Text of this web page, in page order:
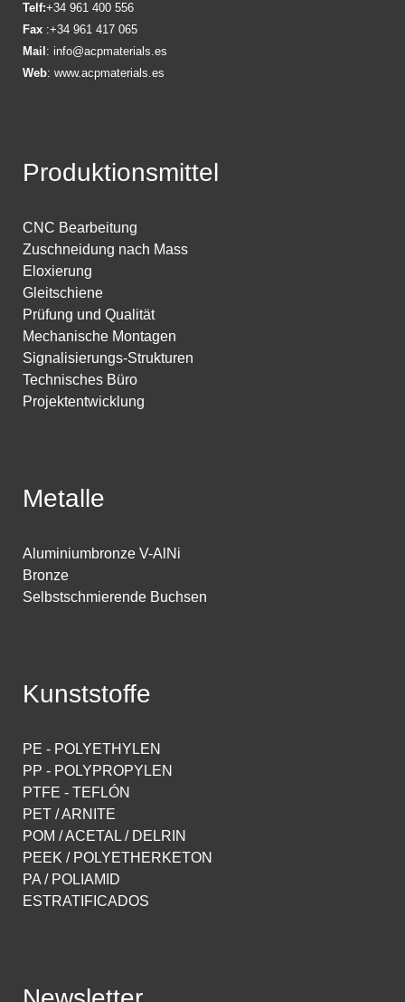
Telf:+34 961 400 556
Fax :+34 961 417 065
Mail : info@acpmaterials.es
Web: www.acpmaterials.es
Produktionsmittel
CNC Bearbeitung
Zuschneidung nach Mass
Eloxierung
Gleitschiene
Prüfung und Qualität
Mechanische Montagen
Signalisierungs-Strukturen
Technisches Büro
Projektentwicklung
Metalle
Aluminiumbronze V-AlNi
Bronze
Selbstschmierende Buchsen
Kunststoffe
PE - POLYETHYLEN
PP - POLYPROPYLEN
PTFE - TEFLÓN
PET / ARNITE
POM / ACETAL / DELRIN
PEEK / POLYETHERKETON
PA / POLIAMID
ESTRATIFICADOS